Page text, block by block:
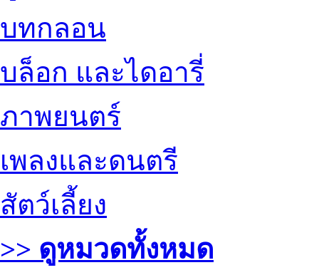
บทกลอน
บล็อก และไดอารี่
ภาพยนตร์
เพลงและดนตรี
สัตว์เลี้ยง
>> ดูหมวดทั้งหมด